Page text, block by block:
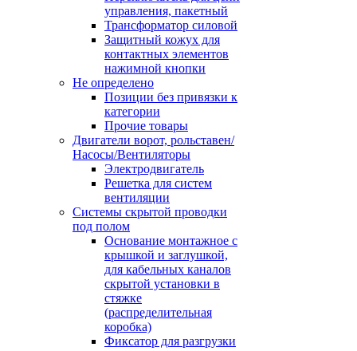
управления, пакетный
Трансформатор силовой
Защитный кожух для
контактных элементов
нажимной кнопки
Не определено
Позиции без привязки к
категории
Прочие товары
Двигатели ворот, рольставен/
Насосы/Вентиляторы
Электродвигатель
Решетка для систем
вентиляции
Системы скрытой проводки
под полом
Основание монтажное с
крышкой и заглушкой,
для кабельных каналов
скрытой установки в
стяжке
(распределительная
коробка)
Фиксатор для разгрузки